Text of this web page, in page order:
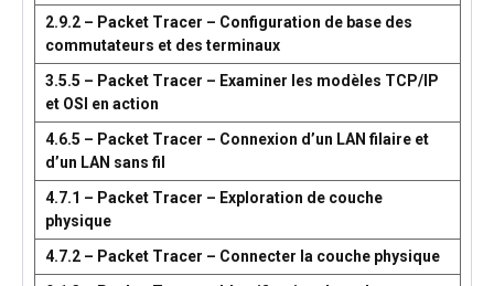
2.9.2 – Packet Tracer – Configuration de base des
commutateurs et des terminaux
3.5.5 – Packet Tracer – Examiner les modèles TCP/IP
et OSI en action
4.6.5 – Packet Tracer – Connexion d’un LAN filaire et
d’un LAN sans fil
4.7.1 – Packet Tracer – Exploration de couche
physique
4.7.2 – Packet Tracer – Connecter la couche physique